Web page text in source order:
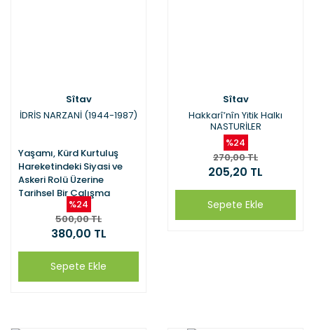
Sîtav
İDRİS NARZANİ (1944-1987)
Yaşamı, Kürd Kurtuluş
Hareketindeki Siyasi ve
Askeri Rolü Üzerine
Tarihsel Bir Çalışma
%24
500,00 TL
380,00 TL
Sepete Ekle
Sîtav
Hakkarî’nîn Yitik Halkı
NASTURİLER
%24
270,00 TL
205,20 TL
Sepete Ekle